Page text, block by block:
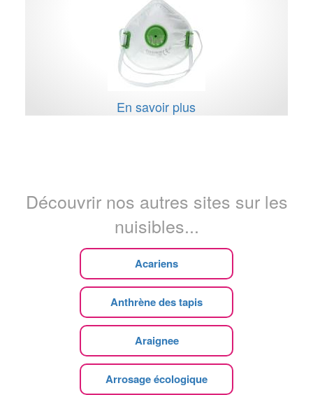
En savoir plus
Découvrir nos autres sites sur les
nuisibles...
Acariens
Anthrène des tapis
Araignee
Arrosage écologique